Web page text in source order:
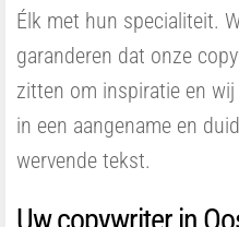
Élk met hun specialiteit.
garanderen dat onze
zitten om inspiratie en
in een aangename en
wervende tekst.